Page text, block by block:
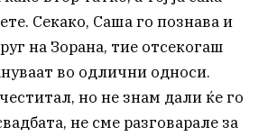
Секако, Саша го познава и
на Зорана, тие отсекогаш
во одлични односи.
но не знам дали ќе го
не сме разговарале за